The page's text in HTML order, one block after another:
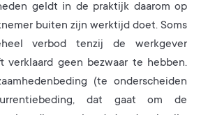
geldt in de praktijk daarom op
buiten zijn werktijd doet. Soms
verbod tenzij de werkgever
verklaard geen bezwaar te hebben.
(te onderscheiden
dat gaat om de